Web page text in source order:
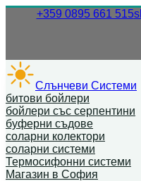
+359 0895 661 515
Слънчеви Системи
битови бойлери
бойлери със серпентини
буферни съдове
соларни колектори
соларни системи
Термосифонни системи
Магазин в София